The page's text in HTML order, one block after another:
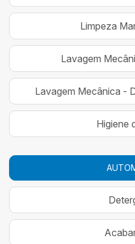
Limpeza
Lavagem
Lavagem Mecânica -
Higiene